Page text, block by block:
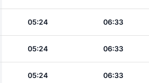
05:24 06:33
05:24 06:33
05:24 06:33